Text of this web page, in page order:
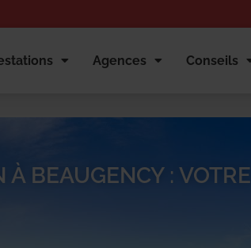
Agences Conseils
BEAUGENCY : VOTRE